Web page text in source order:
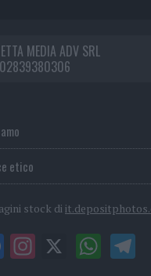
MEDIA ADV SRL
02839380306
etico
stock di